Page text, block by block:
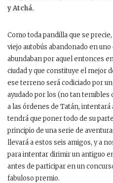
y Atchá.
Como toda pandilla que se
viejo autobús abandonado en
abundaban por aquel entonces
ciudad y que constituye el mejor
ese terreno será codiciado por
ayudado por los (no tan
a las órdenes de Tatán,
tendrá que poner todo de su
principio de una serie de
llevará a estos seis amigos, y a
para intentar dirimir un antiguo
antes de participar en un
fabuloso premio.